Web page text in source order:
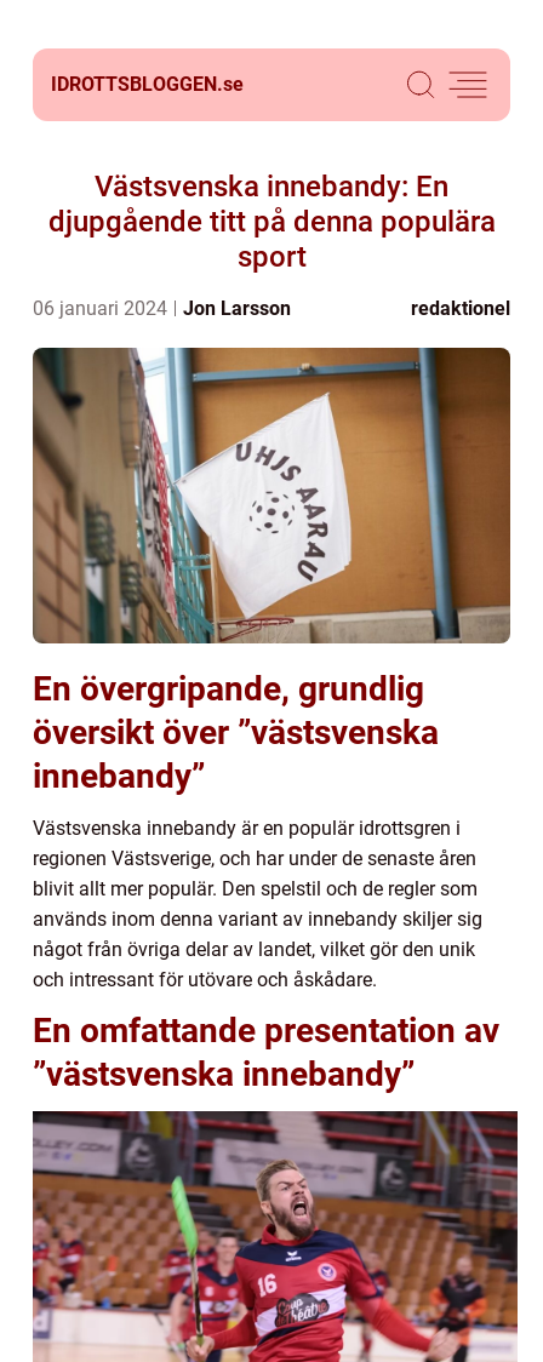
IDROTTSBLOGGEN.se
Västsvenska innebandy: En
djupgående titt på denna populära
sport
06 januari 2024 Jon Larsson redaktionel
En övergripande, grundlig
översikt över ”västsvenska
innebandy”
Västsvenska innebandy är en populär idrottsgren i
regionen Västsverige, och har under de senaste åren
blivit allt mer populär. Den spelstil och de regler som
används inom denna variant av innebandy skiljer sig
något från övriga delar av landet, vilket gör den unik
och intressant för utövare och åskådare.
En omfattande presentation av
”västsvenska innebandy”